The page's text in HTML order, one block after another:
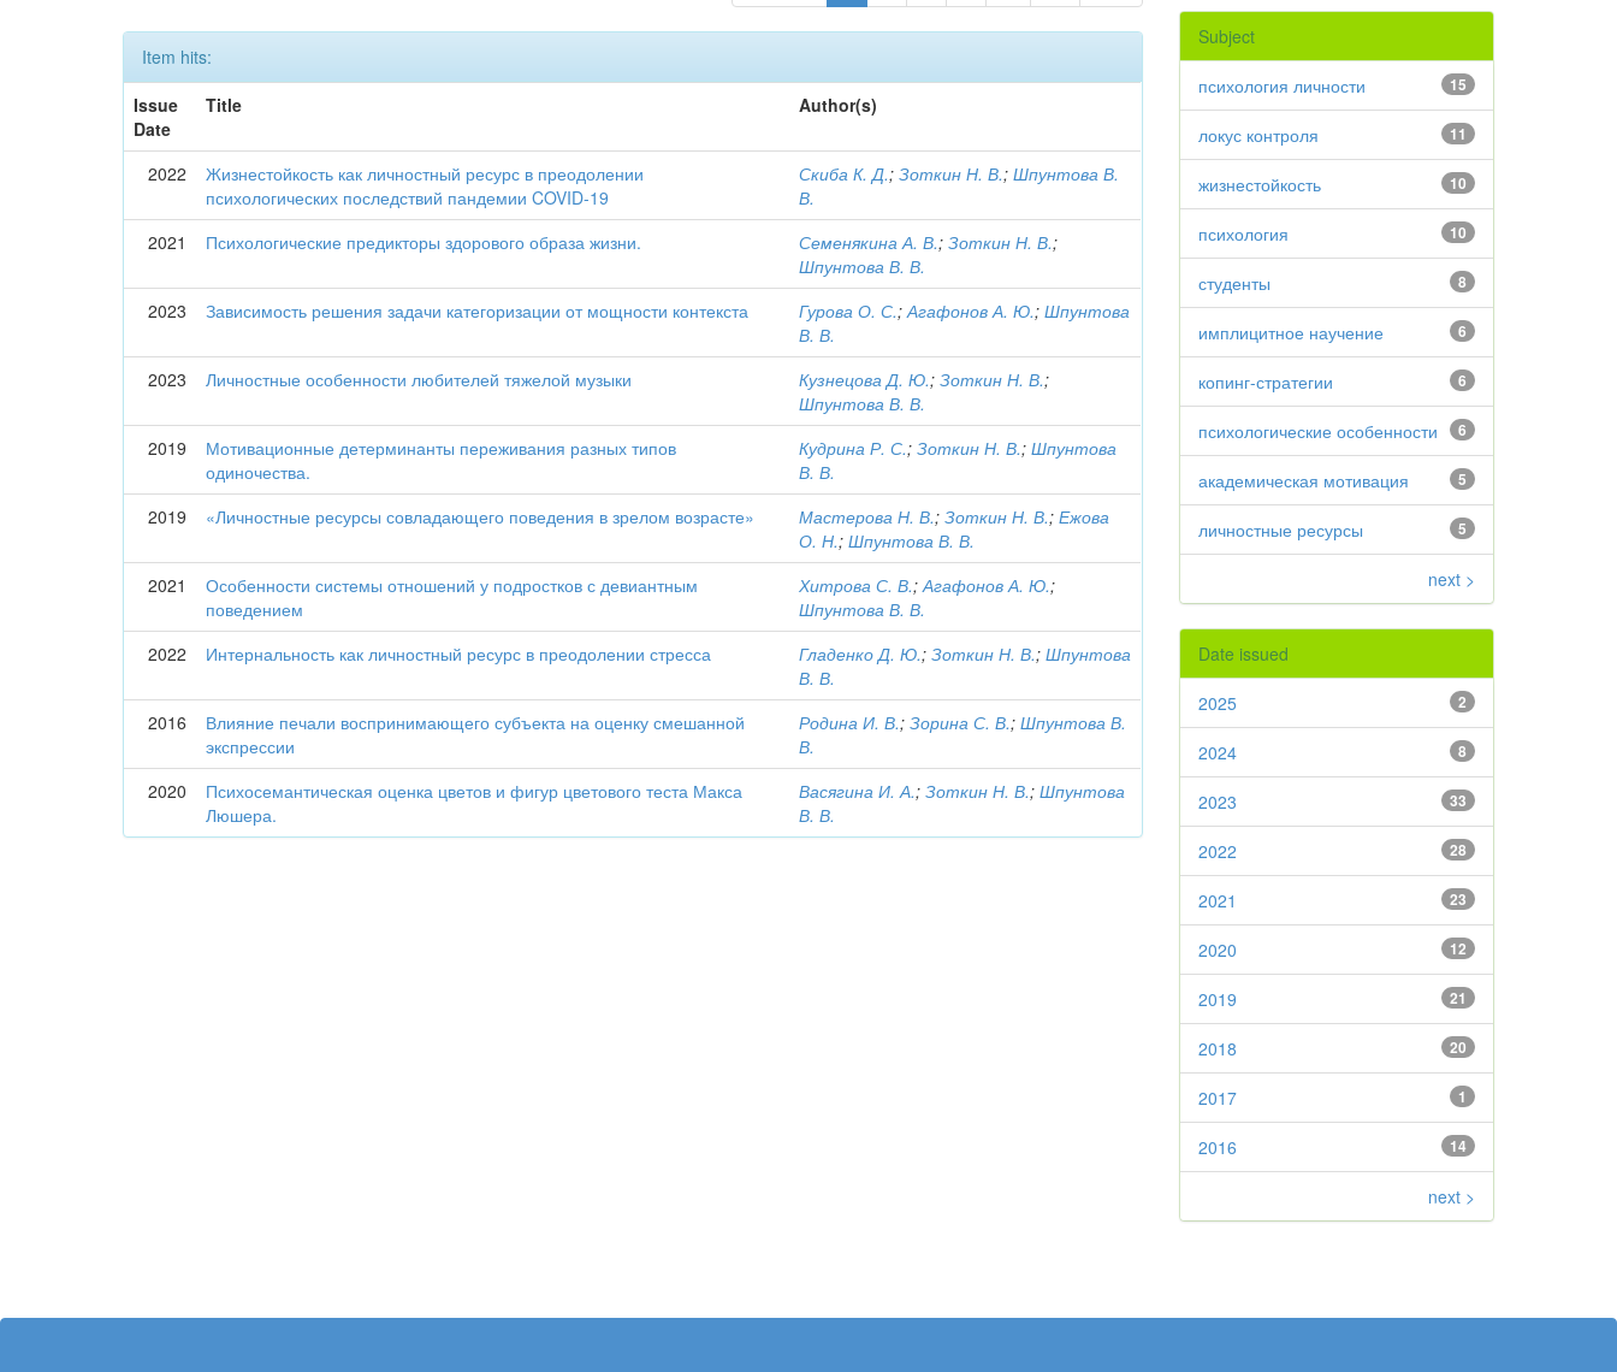
Item hits:
Issue
Date
Title Author(s)
2022
Жизнестойкость как личностный ресурс в преодолении
психологических последствий пандемии COVID-19
Скиба К. Д.;Зоткин Н. В.;Шпунтова В.
В.
2021
Психологические предикторы здорового образа жизни. Семенякина А. В.;Зоткин Н. В.;
Шпунтова В. В.
2023
Зависимость решения задачи категоризации от мощности контекста Гурова О. С.;Агафонов А. Ю.;Шпунтова
В. В.
2023
Личностные особенности любителей тяжелой музыки Кузнецова Д. Ю.;Зоткин Н. В.;
Шпунтова В. В.
2019
Мотивационные детерминанты переживания разных типов
одиночества.
Кудрина Р. С.;Зоткин Н. В.;Шпунтова
В. В.
2019
«Личностные ресурсы совладающего поведения в зрелом возрасте» Мастерова Н. В.;Зоткин Н. В.;Ежова
О. Н.;Шпунтова В. В.
2021
Особенности системы отношений у подростков с девиантным
поведением
Хитрова С. В.;Агафонов А. Ю.;
Шпунтова В. В.
2022
Интернальность как личностный ресурс в преодолении стресса Гладенко Д. Ю.;Зоткин Н. В.;Шпунтова
В. В.
2016
Влияние печали воспринимающего субъекта на оценку смешанной
экспрессии
Родина И. В.;Зорина С. В.;Шпунтова В.
В.
2020
Психосемантическая оценка цветов и фигур цветового теста Макса
Люшера.
Васягина И. А.;Зоткин Н. В.;Шпунтова
В. В.
Subject
15
психология личности
11
локус контроля
10
жизнестойкость
10
психология
8
студенты
6
имплицитное научение
6
копинг-стратегии
6
психологические особенности
5
академическая мотивация
5
личностные ресурсы
next >
Date issued
2
2025
8
2024
33
2023
28
2022
23
2021
12
2020
21
2019
20
2018
1
2017
14
2016
next >